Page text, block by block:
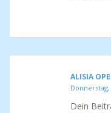
ALISIA
Dein